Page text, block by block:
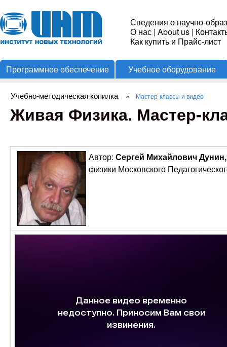
Институт
Новых
Технологий
Сведения о научно-
О нас | About us |
Как купить и Прайс-лист
Программное обеспечение Учебное оборудование
Вы здесь
Учебно-методическая копилка » Мастер-классы и видео
Живая Физика. Мастер-
Автор: Сергей Михайлович
физики Московского